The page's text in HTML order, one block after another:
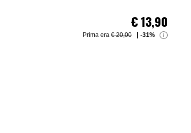
€13,90
Prima era€ 20,00 -31% i